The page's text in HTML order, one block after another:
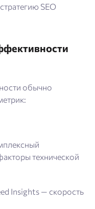
SEO
обычно
технической
Insights — скорость